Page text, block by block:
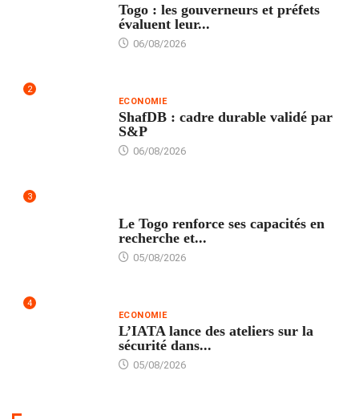
Togo : les gouverneurs et préfets
évaluent leur...
06/08/2026
2
ECONOMIE
ShafDB : cadre durable validé par
S&P
06/08/2026
3
Le Togo renforce ses capacités en
recherche et...
05/08/2026
4
ECONOMIE
L’IATA lance des ateliers sur la
sécurité dans...
05/08/2026